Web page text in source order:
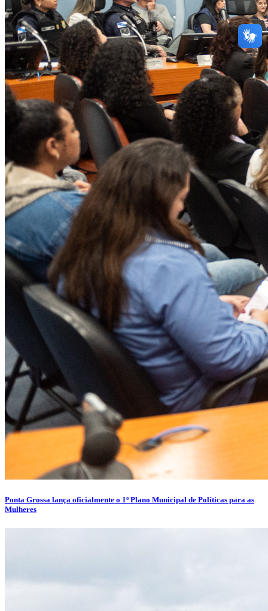
Ponta Grossa lança oficialmente o 1º Plano Municipal de Políticas para as
Mulheres